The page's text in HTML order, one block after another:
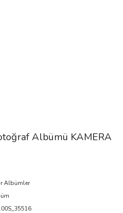
Albümü KAMERA
Albümler